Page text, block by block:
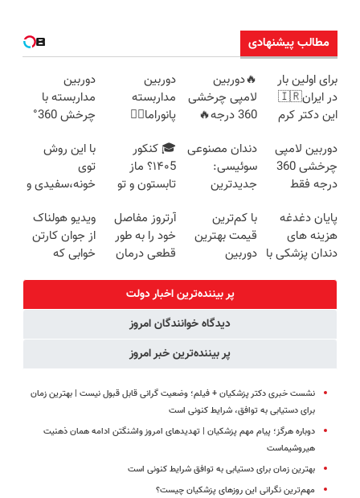
مطالب پیشنهادی
برای اولین بار
در ایران🇮🇷
این دکتر کرم
روزه ساخت!
🔥دوربین
لامپی چرخشی
360 درجه🔥
حرکتی
دوربین
مداربسته
پانوراما👈🏻
360°و سازگار با
اندروید و ios
دوربین
مداربسته با
چرخش 360°
(ضمانت
تعویض +
پرداخت درب
دوربین لامپی
چرخشی 360
درجه فقط
🔥 پرداخت
درب منزل
دندان مصنوعی
سوئیسی:
جدیدترین
سبک و مقاوم |
پرداخت قسطی
🎓 کنکور
۱۴۰5؟ ماز
تابستون و تو
میکنه 🏆
با این روش
توی
خونه،سفیدی و
برگردون
(40%off)
پایان دغدغه
هزینه های
دندان پزشکی با
با کم‌ترین
قیمت بهترین
دوربین
بخر❗❗❗
آرتروز مفاصل
خود را به طور
قطعی درمان
◗پرسش‌نامه◖
ویدیو هولناک
از جوان کارتن
خوابی که
پر بیننده‌ترین اخبار دولت
دیدگاه خوانندگان امروز
پر بیننده‌ترین خبر امروز
نشست خبری دکتر پزشکیان + فیلم؛ وضعیت گرانی قابل قبول نیست | بهترین زمان
برای دستیابی به توافق، شرایط کنونی است
دوباره هرگز؛ پیام مهم پزشکیان | تهدیدهای امروز واشنگتن ادامه همان ذهنیت
هیروشیماست
بهترین زمان برای دستیابی به توافق شرایط کنونی است
مهم‌ترین نگرانی‌ این روزهای پزشکیان چیست؟